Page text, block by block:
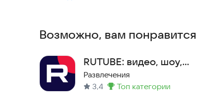
игры, комментарии, технологии и образование.
- Попрощайтесь со скучными корпоративными
социальные сети! Привет, новый человек,
Возможно, вам понравится
RUTUBE: видео, шоу,
трансляции
Развлечения
3,4
Метка :
топ категории